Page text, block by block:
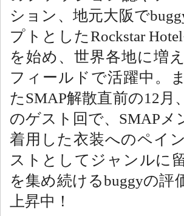
ション、地元大阪で
プトとした Rockstar Hotel
を始め、世界各地に増
フィールドで活躍中。
た SMAP解散直前の12月、
のゲスト回で、 SMAPメ
着用した衣装へのペイ
ストとしてジャンルに
を集め続けるbuggyの評
上昇中！